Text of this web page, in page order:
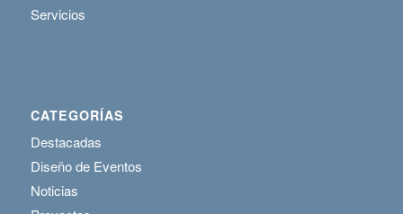
Servicios
CATEGORÍAS
Destacadas
Diseño de Eventos
Noticias